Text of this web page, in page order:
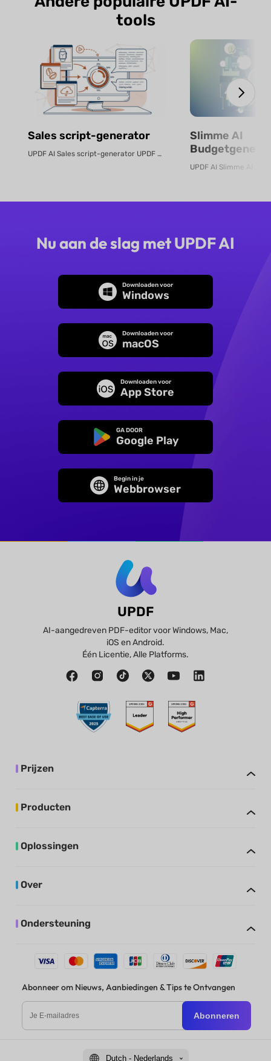
tools
Sales script-generator
UPDF AI Sales script-generator UPDF AI zet product-PDF's of beschrijvingen...
Slimme AI
Gratis Online
Nu aan de slag met UPDF AI
Downloaden voor
Windows
Downloaden voor
macOS
Downloaden voor
App Store
GA DOOR
Google Play
Begin in je
Webbrowser
UPDF
AI-aangedreven PDF-editor voor Windows, Mac,
iOS en Android.
Één Licentie, Alle Platforms.
Prijzen
Producten
Oplossingen
Over
Ondersteuning
Abonneer om Nieuws, Aanbiedingen & Tips te Ontvangen
Abonneren
Dutch - Nederlands